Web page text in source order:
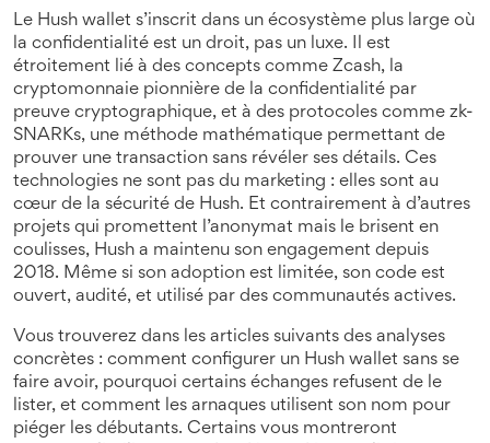
Le Hush wallet s’inscrit dans un écosystème plus large où
la confidentialité est un droit, pas un luxe. Il est
étroitement lié à des concepts comme Zcash, la
cryptomonnaie pionnière de la confidentialité par
preuve cryptographique, et à des protocoles comme zk-
SNARKs, une méthode mathématique permettant de
prouver une transaction sans révéler ses détails. Ces
technologies ne sont pas du marketing : elles sont au
cœur de la sécurité de Hush. Et contrairement à d’autres
projets qui promettent l’anonymat mais le brisent en
coulisses, Hush a maintenu son engagement depuis
2018. Même si son adoption est limitée, son code est
ouvert, audité, et utilisé par des communautés actives.
Vous trouverez dans les articles suivants des analyses
concrètes : comment configurer un Hush wallet sans se
faire avoir, pourquoi certains échanges refusent de le
lister, et comment les arnaques utilisent son nom pour
piéger les débutants. Certains vous montreront